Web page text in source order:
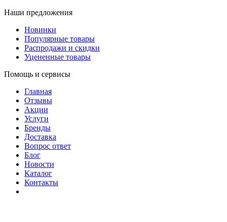
Наши предложения
Новинки
Популярные товары
Распродажи и скидки
Уцененные товары
Помощь и сервисы
Главная
Отзывы
Акции
Услуги
Бренды
Доставка
Вопрос ответ
Блог
Новости
Каталог
Контакты